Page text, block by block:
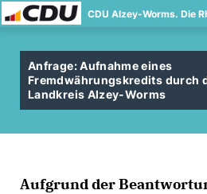
CDU Alzey-Worms. Die
Anfrage: Aufnahme eines
Fremdwährungskredits durch
Landkreis Alzey-Worms
Aufgrund der